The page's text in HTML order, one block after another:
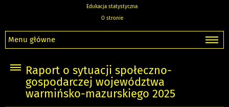
Edukacja statystyczna
O stronie
Menu główne
Raport o sytuacji społeczno-
gospodarczej województwa
warmińsko-mazurskiego 2025